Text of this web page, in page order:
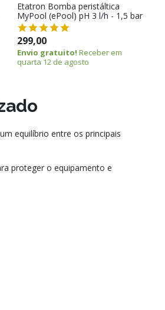
Etatron Bomba peristáltica
MyPool (ePool) pH 3 l/h - 1,5 bar
299,00
Envio gratuito! Receber em
quarta 12 de agosto
equilíbrio entre os principais
proteger o equipamento e